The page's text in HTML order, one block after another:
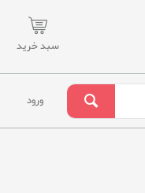
سبد خرید
ورود